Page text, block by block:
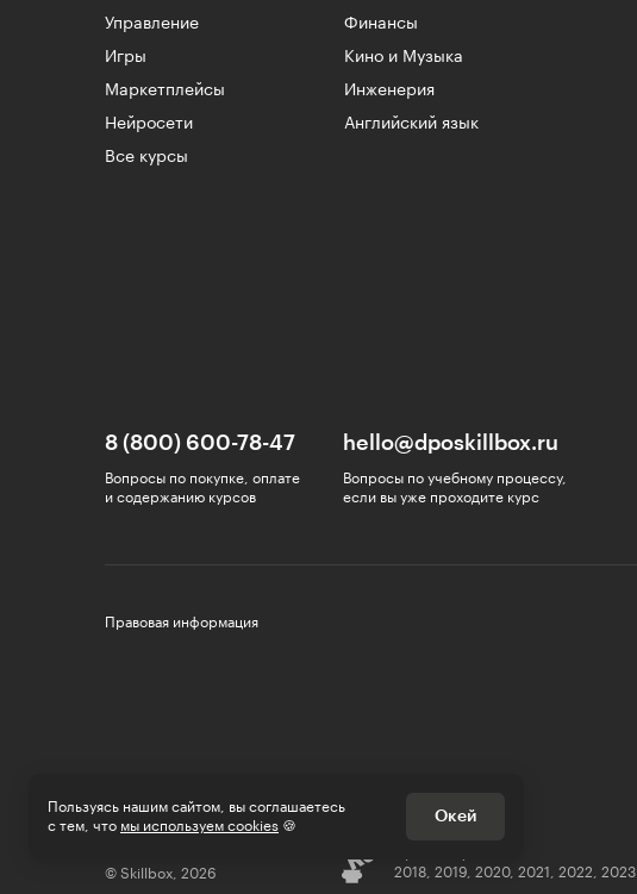
Управление
Финансы
Игры
Кино и Музыка
Маркетплейсы
Инженерия
Нейросети
Английский язык
Все курсы
8 (800) 600-78-47
Вопросы по покупке, оплате
и содержанию курсов
hello@dposkillbox.ru
Вопросы по учебному процессу,
если вы уже проходите курс
Правовая информация
2018, 2019, 2020, 2021, 2022, 2023
© Skillbox, 2026
Пользуясь нашим сайтом, вы соглашаетесь
с тем, что мы используем cookies 🍪
Окей